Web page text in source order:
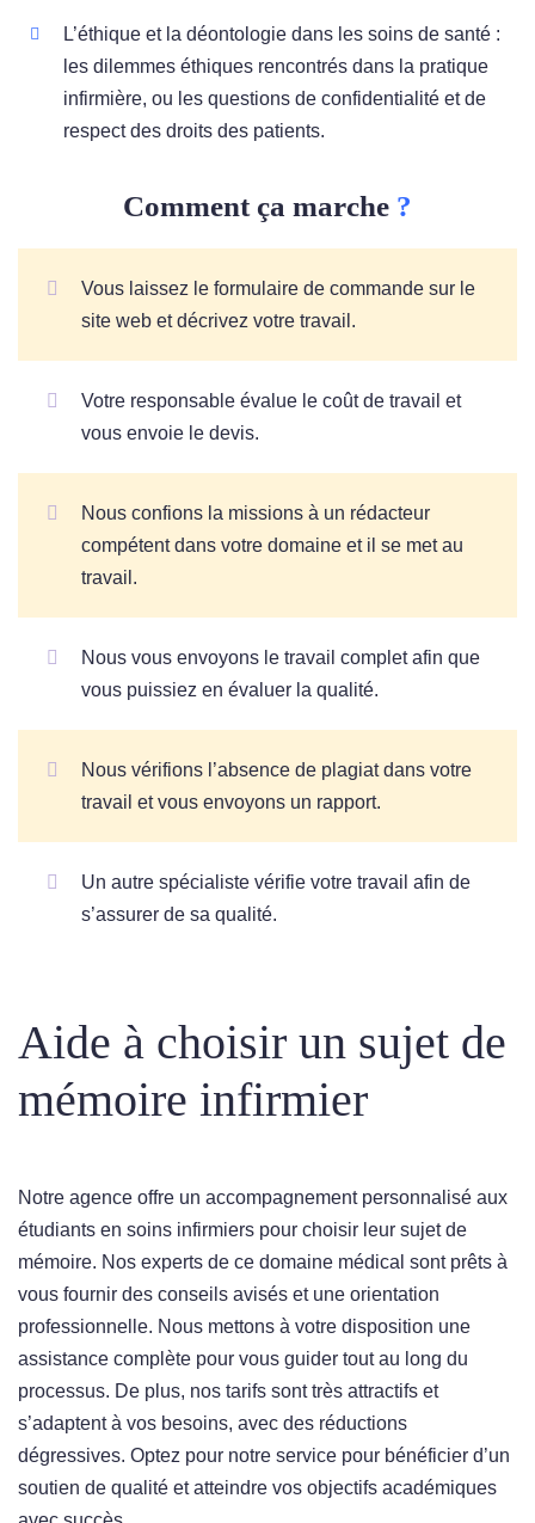
L’éthique et la déontologie dans les soins de santé :
les dilemmes éthiques rencontrés dans la pratique
infirmière, ou les questions de confidentialité et de
respect des droits des patients.
Comment ça marche ?
Vous laissez le formulaire de commande sur le
site web et décrivez votre travail.
Votre responsable évalue le coût de travail et
vous envoie le devis.
Nous confions la missions à un rédacteur
compétent dans votre domaine et il se met au
travail.
Nous vous envoyons le travail complet afin que
vous puissiez en évaluer la qualité.
Nous vérifions l’absence de plagiat dans votre
travail et vous envoyons un rapport.
Un autre spécialiste vérifie votre travail afin de
s’assurer de sa qualité.
Aide à choisir un sujet de
mémoire infirmier
Notre agence offre un accompagnement personnalisé aux
étudiants en soins infirmiers pour choisir leur sujet de
mémoire. Nos experts de ce domaine médical sont prêts à
vous fournir des conseils avisés et une orientation
professionnelle. Nous mettons à votre disposition une
assistance complète pour vous guider tout au long du
processus. De plus, nos tarifs sont très attractifs et
s’adaptent à vos besoins, avec des réductions
dégressives. Optez pour notre service pour bénéficier d’un
soutien de qualité et atteindre vos objectifs académiques